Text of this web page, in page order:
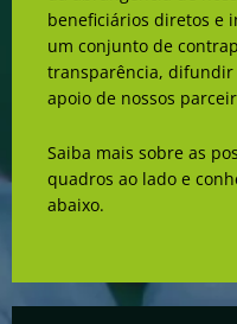
beneficiários diretos e
um conjunto de
transparência, difundir
apoio de nossos
Saiba mais sobre as
quadros ao lado e
abaixo.